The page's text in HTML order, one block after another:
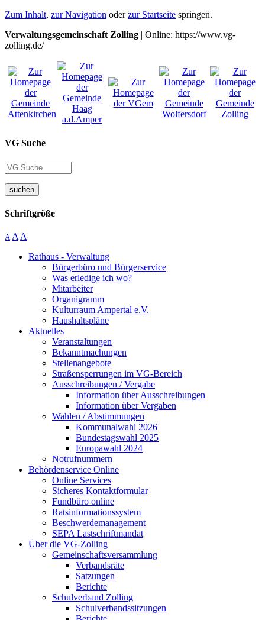
Zum Inhalt, zur Navigation oderzur Startseite springen.
Verwaltungsgemeinschaft Zolling | Online: https://www.vg-
zolling.de/
VG Suche
suchen
Schriftgröße
A A A
Rathaus - Verwaltung
Bürgerbüro und Bürgerservice
Was erledige ich wo?
Mitarbeiter
Organigramm
Kulturraum Ampertal e.V.
Haushaltspläne
Aktuelles
Veranstaltungen
Bekanntmachungen
Stellenangebote
Straßensperrungen im VG-Bereich
Ausschreibungen / Vergabe
Information über Ausschreibungen
Information über Vergaben
Wahlen / Abstimmungen
Kommunalwahl 2026
Bundestagswahl 2025
Europawahl 2024
Notrufnummern
Behördenservice Online
Online Services
Sicheres Kontaktformular
Fundbüro online
Ratsinformationssystem
Beschwerdemanagement
SEPA Lastschriftmandat
Über die VG-Zolling
Gemeinschaftsversammlung
Verbandsräte
Satzungen
Berichte
Schulverband Zolling
Schulverbandssitzungen